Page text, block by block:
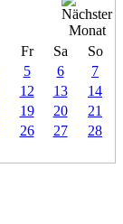
Fr Sa
So
5 6
7
12 13
14
19 20
21
26 27
28